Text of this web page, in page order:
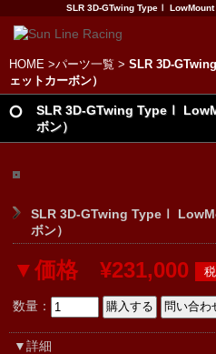
SLR 3D-GTwing TypeⅠ LowMount
HOME >パーツ一覧 > SLR 3D-
ェットカーボン）
SLR 3D-GTwing TypeⅠ
ボン）
SLR 3D-GTwing TypeⅠ
ボン）
▼価格 ¥231,000
数量：
▼詳細